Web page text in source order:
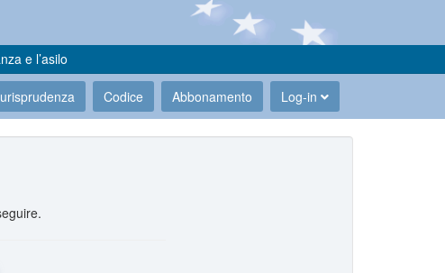
e l’asilo
Codice Abbonamento Log-in